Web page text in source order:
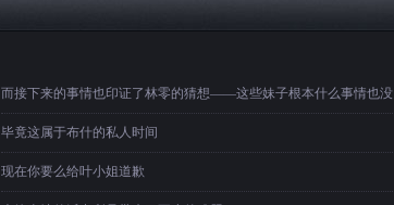
而接下来的事情也印证了林零的猜想——这些妹子根本什么事情也没
毕竟这属于布什的私人时间
现在你要么给叶小姐道歉